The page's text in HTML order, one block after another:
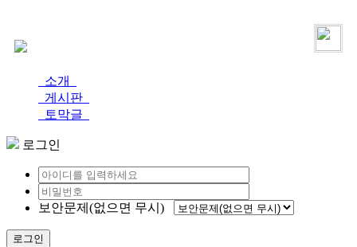
소개
게시판
토막글
로그인
보안문제(없으면 무시)
로그인